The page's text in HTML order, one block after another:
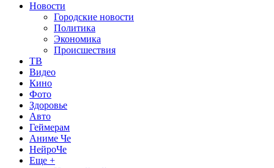
Новости
Городские новости
Политика
Экономика
Происшествия
ТВ
Видео
Кино
Фото
Здоровье
Авто
Геймерам
Аниме Че
НейроЧе
Еще +